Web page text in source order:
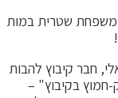
משפחת שטרית במות
חבר קיבוץ להבות
חמוץ בקיבוץ" –